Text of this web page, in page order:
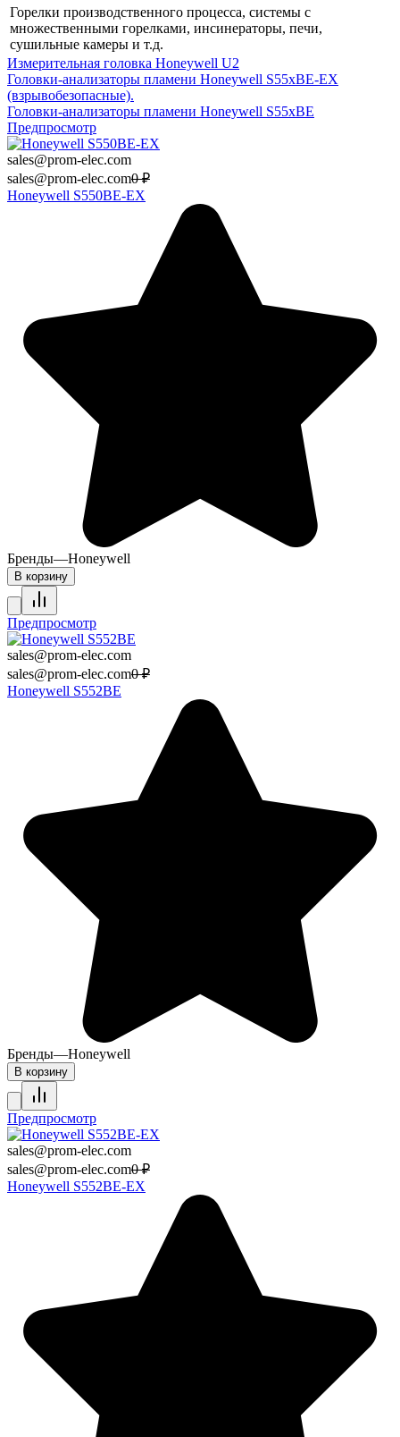
Горелки производственного процесса, системы с
множественными горелками, инсинераторы, печи,
сушильные камеры и т.д.
Измерительная головка Honeywell U2
Головки-анализаторы пламени Honeywell S55xBE-EX
(взрывобезопасные).
Головки-анализаторы пламени Honeywell S55xBE
Предпросмотр
sales@prom-elec.com
sales@prom-elec.com0 ₽
Honeywell S550BE-EX
Бренды—Honeywell
В корзину
Предпросмотр
sales@prom-elec.com
sales@prom-elec.com0 ₽
Honeywell S552BE
Бренды—Honeywell
В корзину
Предпросмотр
sales@prom-elec.com
sales@prom-elec.com0 ₽
Honeywell S552BE-EX